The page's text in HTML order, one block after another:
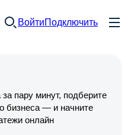
ВойтиПодключить
пару минут, подберите
бизнеса — и начните
онлайн